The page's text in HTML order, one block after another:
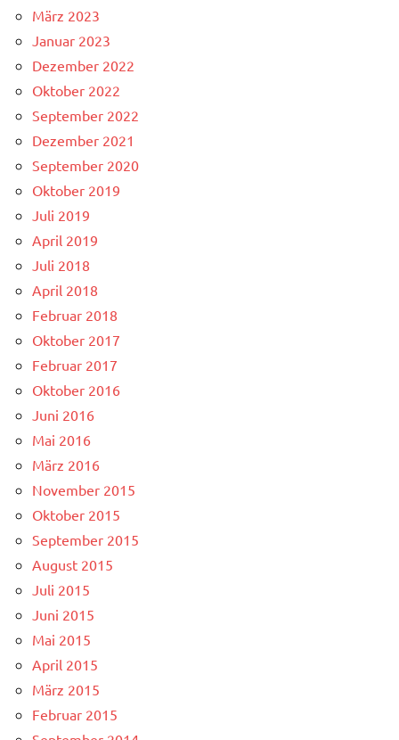
März 2023
Januar 2023
Dezember 2022
Oktober 2022
September 2022
Dezember 2021
September 2020
Oktober 2019
Juli 2019
April 2019
Juli 2018
April 2018
Februar 2018
Oktober 2017
Februar 2017
Oktober 2016
Juni 2016
Mai 2016
März 2016
November 2015
Oktober 2015
September 2015
August 2015
Juli 2015
Juni 2015
Mai 2015
April 2015
März 2015
Februar 2015